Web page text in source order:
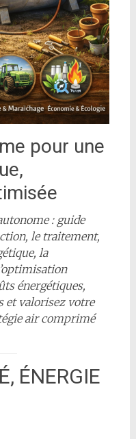
pour une
: guide
le traitement,
la
énergétiques,
et valorisez votre
air comprimé
ÉNERGIE